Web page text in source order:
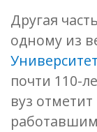
Другая
одному из
почти 110-
вуз